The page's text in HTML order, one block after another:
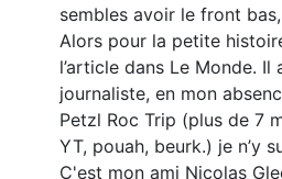
sembles avoir le front
Alors pour la petite
l’article dans Le Monde.
journaliste, en mon
Petzl Roc Trip (plus de 7
YT, pouah, beurk.) je n’y
C'est mon ami Nicolas